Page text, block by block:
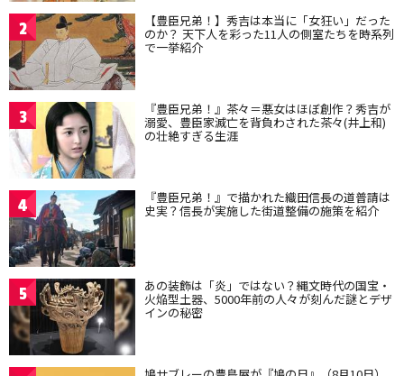
2 【豊臣兄弟！】秀吉は本当に「女狂い」だった
のか？ 天下人を彩った11人の側室たちを時系列
で一挙紹介
3 『豊臣兄弟！』茶々＝悪女はほぼ創作？秀吉が
溺愛、豊臣家滅亡を背負わされた茶々(井上和)
の壮絶すぎる生涯
4 『豊臣兄弟！』で描かれた織田信長の道普請は
史実？信長が実施した街道整備の施策を紹介
5 あの装飾は「炎」ではない？縄文時代の国宝・
火焔型土器、5000年前の人々が刻んだ謎とデザ
インの秘密